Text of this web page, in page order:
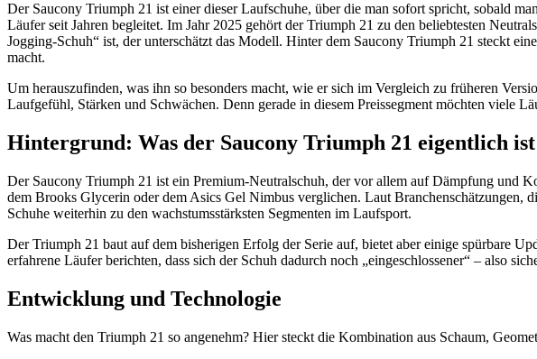
Der Saucony Triumph 21 ist einer dieser Laufschuhe, über die man sofort spricht, sobald
Läufer seit Jahren begleitet. Im Jahr 2025 gehört der Triumph 21 zu den beliebtesten
Jogging-Schuh“ ist, der unterschätzt das Modell. Hinter dem Saucony Triumph 21 steckt
macht.
Um herauszufinden, was ihn so besonders macht, wie er sich im Vergleich zu früheren
Laufgefühl, Stärken und Schwächen. Denn gerade in diesem Preissegment möchten viele
Hintergrund: Was der Saucony Triumph 21 eigentlich ist
Der Saucony Triumph 21 ist ein Premium-Neutralschuh, der vor allem auf Dämpfung und
dem Brooks Glycerin oder dem Asics Gel Nimbus verglichen. Laut
Schuhe weiterhin zu den wachstumsstärksten Segmenten im Laufsport.
Der Triumph 21 baut auf dem bisherigen Erfolg der Serie auf, bietet aber einige spürbare
erfahrene Läufer berichten, dass sich der Schuh dadurch noch „eingeschlossener“ – also
Entwicklung und Technologie
Was macht den Triumph 21 so angenehm? Hier steckt die Kombination aus Schaum,